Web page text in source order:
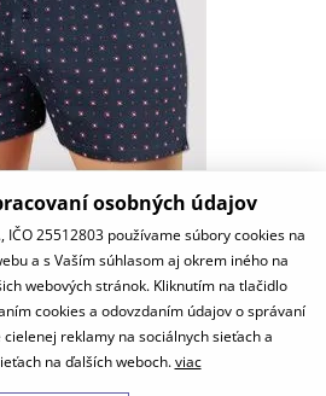
PS5963
11,87 €
skladom
osobných údajov
IČO 25512803 používame súbory cookies na
a s Vaším súhlasom aj okrem iného na
webových stránok. Kliknutím na tlačidlo
cookies a odovzdaním údajov o správaní
reklamy na sociálnych sieťach a
na ďalších weboch.viac